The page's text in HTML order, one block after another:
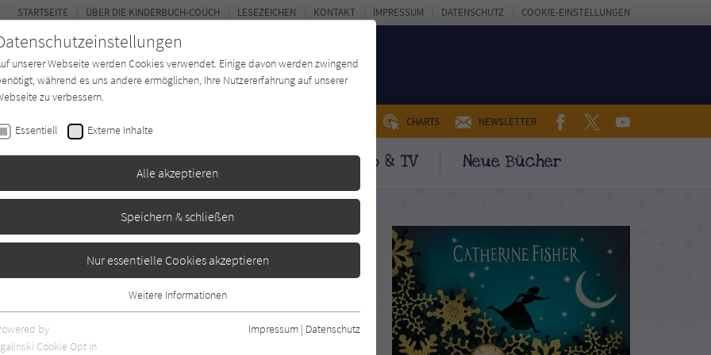
CHARTS NEWSLETTER FACEBOOKTWITTERYOUTUBE
Autor*in Verlage Magazin Kino & TV Neue Bücher
STARTSEITE ÜBER DIE KINDERBUCH-COUCH LESEZEICHEN KONTAKT IMPRESSUM DATENSCHUTZ COOKIE-EINSTELLUNGEN
unserer Webseite werden Cookies verwendet. Einige davon werden zwingend
während es uns andere ermöglichen, Ihre Nutzererfahrung auf unserer
zu verbessern.
Essentiell Externe Inhalte
Alle akzeptieren
Speichern & schließen
Nur essentielle Cookies akzeptieren
Essentielle Cookies werden für grundlegende Funktionen der Webseite
benötigt. Dadurch ist gewährleistet, dass die Webseite einwandfrei
Weitere Informationen
by
Cookie Opt In
Impressum | Datenschutz